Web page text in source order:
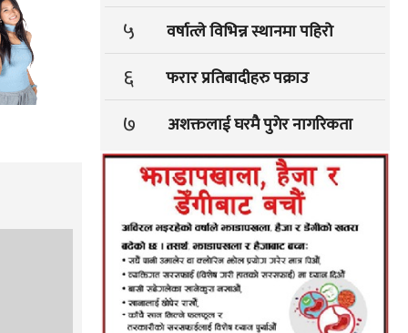
५ वर्षात्ले विभिन्न स्थानमा पहिरो
६ फरार प्रतिबादीहरु पक्राउ
७ अशक्तलाई घरमै पुगेर नागरिकता